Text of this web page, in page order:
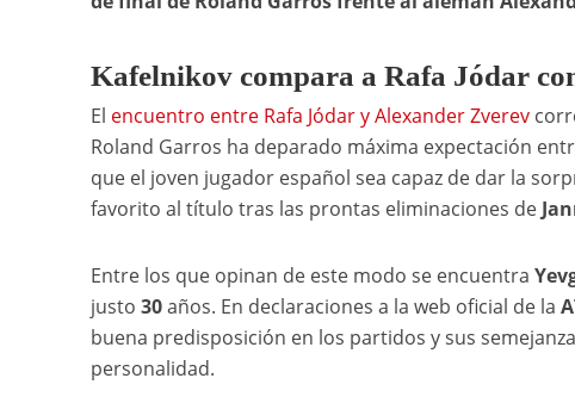
Kafelnikov compara a Rafa Jódar
El encuentro entre Rafa Jódar y Alexander Zverev
Roland Garros ha deparado máxima expectación
que el joven jugador español sea capaz de dar la
favorito al título tras las prontas eliminaciones de
Entre los que opinan de este modo se encuentra
justo 30años. En declaraciones a la web oficial de la
buena predisposición en los partidos y sus
personalidad.